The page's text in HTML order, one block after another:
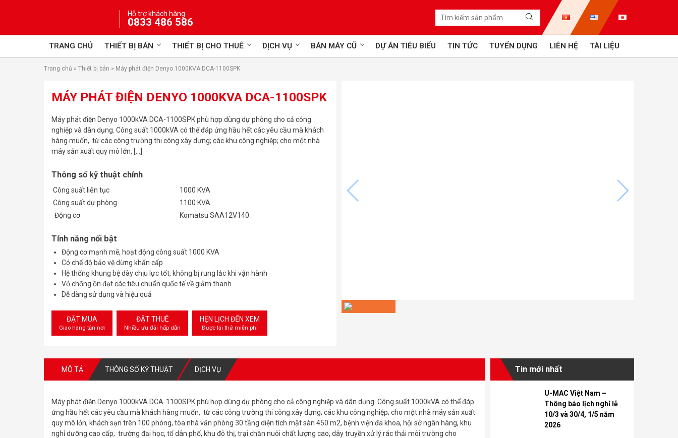
Hỗ trợ khách hàng
0833 486 586
TRANG CHỦ THIẾT BỊ BÁN THIẾT BỊ CHO THUÊ DỊCH VỤ BÁN MÁY CŨ DỰ ÁN TIÊU BIỂU TIN TỨC TUYỂN DỤNG LIÊN HỆ TÀI LIỆU
Trang chủ » Thiết bị bán » Máy phát điện Denyo 1000KVA DCA-1100SPK
MÁY PHÁT ĐIỆN DENYO 1000KVA DCA-1100SPK
Máy phát điện Denyo 1000kVA DCA-1100SPK phù hợp dùng dự phòng cho cả công
nghiệp và dân dụng. Công suất 1000kVA có thể đáp ứng hầu hết các yêu cầu mà khách
hàng muốn, từ các công trường thi công xây dựng; các khu công nghiệp; cho một nhà
máy sản xuất quy mô lớn, […]
Thông số kỹ thuật chính
Công suất liên tục
1000 KVA
Công suất dự phòng
1100 KVA
Động cơ
Komatsu SAA12V140
Tính năng nổi bật
Động cơ mạnh mẽ, hoạt động công suất 1000 KVA
Có chế độ bảo vệ dừng khẩn cấp
Hệ thống khung bệ dày chịu lực tốt, không bị rung lắc khi vận hành
Vỏ chống ồn đạt các tiêu chuẩn quốc tế về giảm thanh
Dễ dàng sử dụng và hiệu quả
ĐẶT MUA
Giao hàng tận nơi
ĐẶT THUÊ
Nhiều ưu đãi hấp dẫn
HẸN LỊCH ĐẾN XEM
Được lái thử miễn phí
MÔ TẢ THÔNG SỐ KỸ THUẬT DỊCH VỤ
Máy phát điện Denyo 1000kVA DCA-1100SPK phù hợp dùng dự phòng cho cả công nghiệp và dân dụng. Công suất 1000kVA có thể đáp
ứng hầu hết các yêu cầu mà khách hàng muốn, từ các công trường thi công xây dựng; các khu công nghiệp; cho một nhà máy sản xuất
quy mô lớn, khách sạn trên 100 phòng, tòa nhà văn phòng 30 tầng diện tích mặt sàn 450 m2, bệnh viện đa khoa, hội sở ngân hàng, khu
nghỉ dưỡng cao cấp, trường đại học, tổ dân phố, khu đô thị, trại chăn nuôi chất lượng cao, dây truyền xử lý rác thải môi trường cho
Tin mới nhất
U-MAC Việt Nam –
Thông báo lịch nghỉ lễ
10/3 và 30/4, 1/5 năm
2026